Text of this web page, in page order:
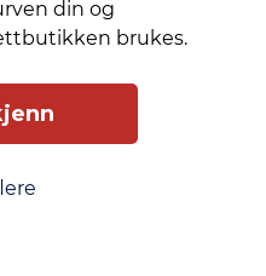
din og
brukes.
Levering
Service